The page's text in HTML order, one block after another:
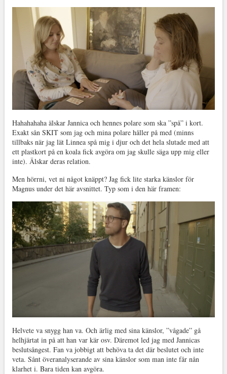
Hahahahaha älskar Jannica och hennes polare som ska ”spå” i kort.
Exakt sån SKIT som jag och mina polare håller på med (minns
tillbaks när jag lät Linnea spå mig i djur och det hela slutade med att
ett plastkort på en koala fick avgöra om jag skulle säga upp mig eller
inte). Älskar deras relation.
Men hörrni, vet ni något knäppt? Jag fick lite starka känslor för
Magnus under det här avsnittet. Typ som i den här framen:
Helvete va snygg han va. Och ärlig med sina känslor, ”vågade” gå
helhjärtat in på att han var kär osv. Däremot led jag med Jannicas
beslutsångest. Fan va jobbigt att behöva ta det där beslutet och inte
veta. Sånt överanalyserande av sina känslor som man inte får nån
klarhet i. Bara tiden kan avgöra.